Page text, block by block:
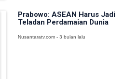
Prabowo: ASEAN Harus Jadi
Teladan Perdamaian Dunia
Nusantaratv.com - 3 bulan lalu